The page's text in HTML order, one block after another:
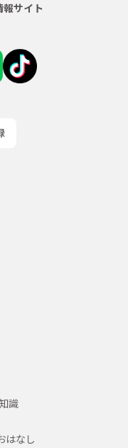
報サイト
識
はなし